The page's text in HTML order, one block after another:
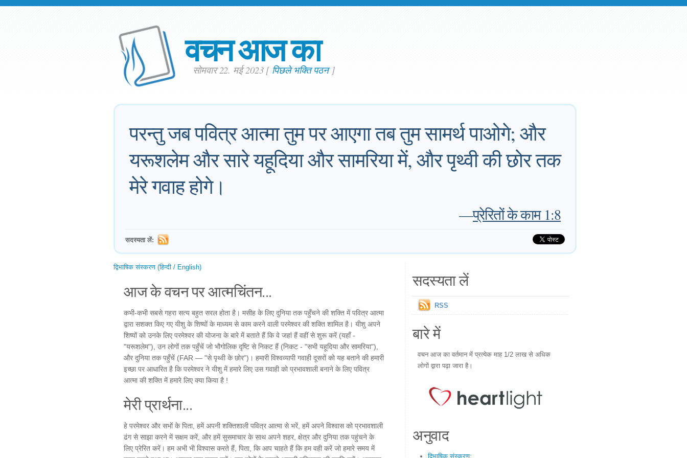
वचन आज का
सोमवार 22. मई 2023 [ पिछले भक्ति पठन]
परन्तु जब पवित्र आत्मा तुम पर आएगा तब तुम सामर्थ पाओगे; और
यरूशलेम और सारे यहूदिया और सामरिया में, और पृथ्वी की छोर तक
मेरे गवाह होगे।
—प्रेरितों के काम 1:8
सदस्यता लें:
द्विभाषिक संस्करण (हिन्दी / English)
आज के वचन पर आत्मचिंतन...
कभी-कभी सबसे गहरा सत्य बहुत सरल होता है। मसीह के लिए दुनिया तक पहुँचने की शक्ति में पवित्र आत्मा
द्वारा सशक्त किए गए यीशु के शिष्यों के माध्यम से काम करने वाली परमेश्वर की शक्ति शामिल है। यीशु अपने
शिष्यों को उनके लिए परमेश्वर की योजना के बारे में बताते हैं कि वे जहां हैं वहीं से शुरू करें (यहाँ -
"यरूशलेम"), उन लोगों तक पहुँचें जो भौगोलिक दृष्टि से निकट हैं (निकट - "सभी यहूदिया और सामरिया"),
और दुनिया तक पहुँचें (FAR — "से पृथ्वी के छोर")। हमारी विश्वव्यापी गवाही दूसरों को यह बताने की हमारी
इच्छा पर आधारित है कि परमेश्वर ने यीशु में हमारे लिए उस गवाही को प्रभावशाली बनाने के लिए पवित्र
आत्मा की शक्ति में हमारे लिए क्या किया है !
मेरी प्रार्थना...
हे परमेश्वर और सभों के पिता, हमें अपनी शक्तिशाली पवित्र आत्मा से भरें, हमें अपने विश्वास को प्रभावशाली
ढंग से साझा करने में सक्षम करें, और हमें सुसमाचार के साथ अपने शहर, क्षेत्र और दुनिया तक पहुंचने के
लिए प्रेरित करें। हम अभी भी विश्वास करते हैं, पिता, कि आप चाहते हैं कि हम वही करें जो हमारे समय में
सदस्यता लें
RSS
बारे में
वचन आज का वर्तमान में प्रत्येक माह 1/2 लाख से अधिक
लोगों द्वारा पढ़ा जारा है।
अनुवाद
द्विभाषिक संस्करण: